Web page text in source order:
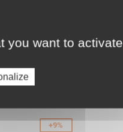
+9%
you want to activate